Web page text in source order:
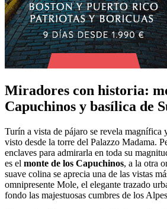
Miradores con historia:
Capuchinos y basílica de
Turín a vista de pájaro se revela magnífica
visto desde la torre del Palazzo Madama.
enclaves para admirarla en toda su
es el monte de los Capuchinos, a la otra
suave colina se aprecia una de las vistas
omnipresente Mole, el elegante trazado
fondo las majestuosas cumbres de los